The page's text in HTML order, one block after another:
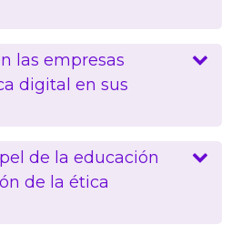
las empresas
digital en sus
de la educación
de la ética